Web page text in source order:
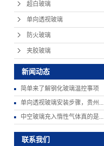
超白玻璃
单向透视玻璃
防火玻璃
夹胶玻璃
新闻动态
简单来了解钢化玻璃温控事项
单向透视玻璃安装步骤，贵州...
中空玻璃充入惰性气体真的是...
联系我们